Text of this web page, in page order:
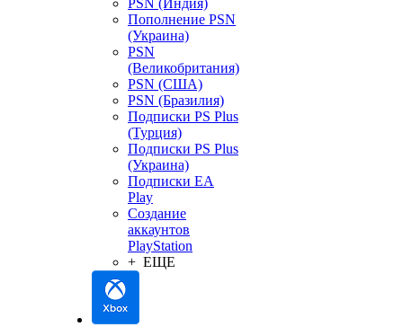
PSN (Индия)
Пополнение PSN
(Украина)
PSN
(Великобритания)
PSN (США)
PSN (Бразилия)
Подписки PS Plus
(Турция)
Подписки PS Plus
(Украина)
Подписки EA
Play
Создание
аккаунтов
PlayStation
+ ЕЩЕ